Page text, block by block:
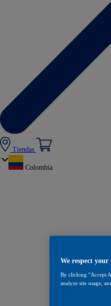
Tiendas
Colombia
We respect your
By clicking “Accept
analyze site usage,